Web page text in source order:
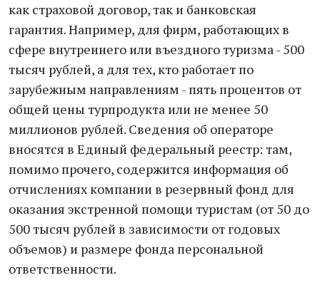
как страховой договор, так и банковская
гарантия. Например, для фирм, работающих в
сфере внутреннего или въездного туризма - 500
тысяч рублей, а для тех, кто работает по
зарубежным направлениям - пять процентов от
общей цены турпродукта или не менее 50
миллионов рублей. Сведения об операторе
вносятся в Единый федеральный реестр: там,
помимо прочего, содержится информация об
отчислениях компании в резервный фонд для
оказания экстренной помощи туристам (от 50 до
500 тысяч рублей в зависимости от годовых
объемов) и размере фонда персональной
ответственности.